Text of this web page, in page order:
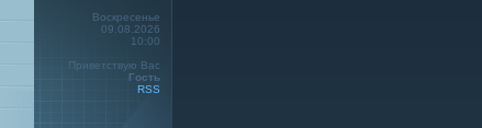
Воскресенье
09.08.2026
10:00
Приветствую Вас
Гость
RSS